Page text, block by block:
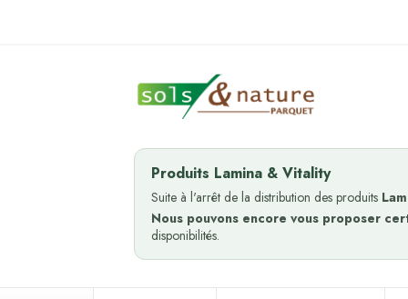
Produits Lamina & Vitality
Suite à l'arrêt de la distribution des produits
Nous pouvons encore vous proposer
disponibilités.